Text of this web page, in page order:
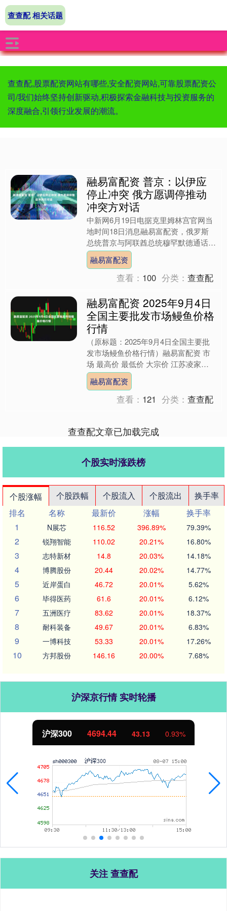
查查配,股票配资网站有哪些,安全配资网站,可靠股票配资公
司/我们始终坚持创新驱动,积极探索金融科技与投资服务的
深度融合,引领行业发展的潮流。
查查配 相关话题
融易富配资 普京：以伊应
停止冲突 俄方愿调停推动
冲突方对话
中新网6月19日电据克里姆林宫官网当
地时间18日消息融易富配资，俄罗斯
总统普京与阿联酋总统穆罕默德通话时
表示，伊朗与以色列应该停止冲突，寻
求达成一致和保证双方利....
融易富配资
查看： 100 分类：查查配
融易富配资 2025年9月4日
全国主要批发市场鳗鱼价格
行情
（原标题：2025年9月4日全国主要批
发市场鳗鱼价格行情）融易富配资 市
场 最高价 最低价 大宗价 江苏凌家塘
市场发展有限公司 72.00 68.00 70.0....
融易富配资
查看： 121 分类：查查配
查查配文章已加载完成
个股实时涨跌榜
个股涨幅 个股跌幅 个股流入 个股流出
换手率
排名
名称 最新价 涨幅
换手率
1
N展芯 116.52 396.89% 79.39%
2 锐翔智能 110.02 20.21% 16.80%
3 志特新材 14.8 20.03% 14.18%
4 博腾股份 20.44 20.02% 14.77%
5 近岸蛋白 46.72 20.01% 5.62%
6 毕得医药 61.6 20.01% 6.12%
7 五洲医疗 83.62 20.01% 18.37%
8 耐科装备 49.67 20.01% 6.83%
9 一博科技 53.33 20.01% 17.26%
10 方邦股份 146.16 20.00% 7.68%
沪深京行情 实时轮播
沪深300 4694.44 43.13 0.93%
关注 查查配